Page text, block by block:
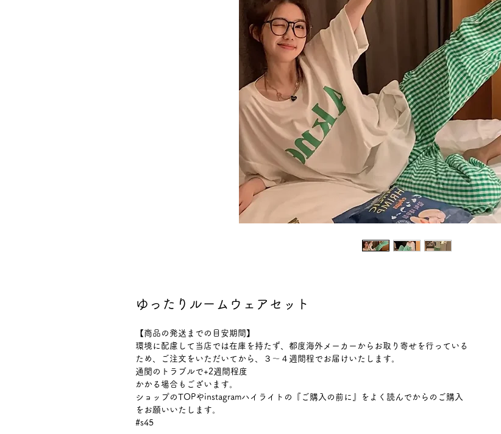
ゆったりルームウェアセット
【商品の発送までの目安期間】
環境に配慮して当店では在庫を持たず、都度海外メーカーからお取り寄せを行っている
ため、ご注文をいただいてから、３〜４週間程でお届けいたします。
通関のトラブルで+2週間程度
かかる場合もございます。
ショップのTOPやinstagramハイライトの『ご購入の前に』をよく読んでからのご購入
をお願いいたします。
#s45